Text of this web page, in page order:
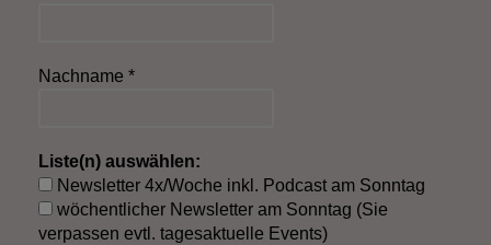
Nachname *
Liste(n) auswählen:
Newsletter 4x/Woche inkl. Podcast am Sonntag
wöchentlicher Newsletter am Sonntag (Sie
verpassen evtl. tagesaktuelle Events)